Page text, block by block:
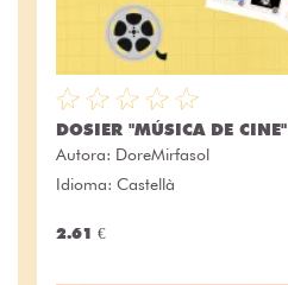
DOSIER "MÚSICA DE CINE"
Autora: DoreMirfasol
Idioma: Castellà
2.61 €